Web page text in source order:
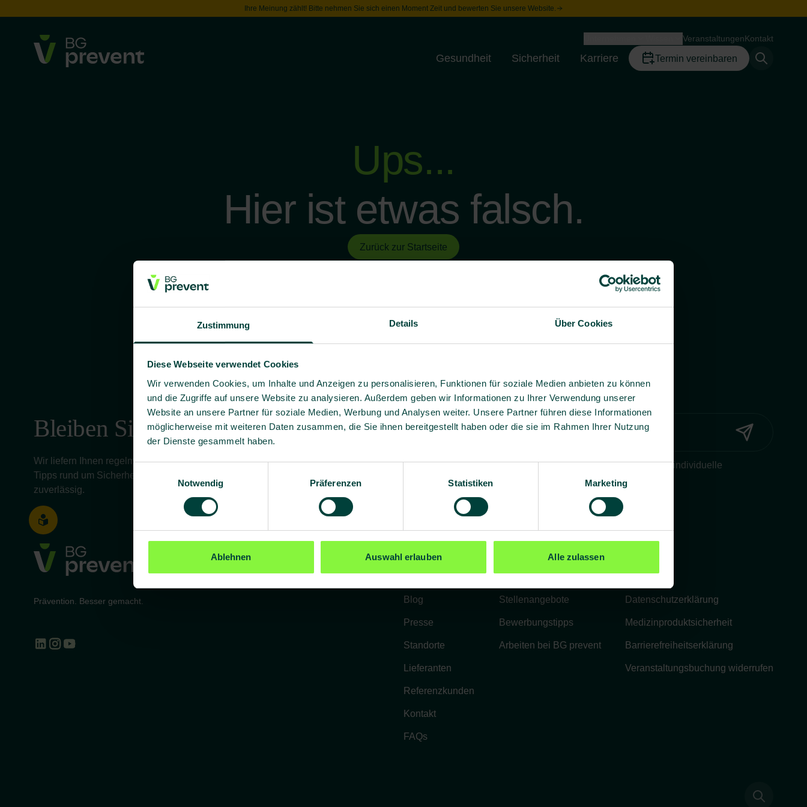
Zustimmung Details Über Cookies
Diese Webseite verwendet Cookies
Wir verwenden Cookies, um Inhalte und Anzeigen zu personalisieren, Funktionen für soziale Medien anbieten zu können
und die Zugriffe auf unsere Website zu analysieren. Außerdem geben wir Informationen zu Ihrer Verwendung unserer
Website an unsere Partner für soziale Medien, Werbung und Analysen weiter. Unsere Partner führen diese Informationen
möglicherweise mit weiteren Daten zusammen, die Sie ihnen bereitgestellt haben oder die sie im Rahmen Ihrer Nutzung
der Dienste gesammelt haben.
Notwendig
Präferenzen Statistiken Marketing
Ablehnen Auswahl erlauben Alle zulassen
Ihre Meinung zählt! Bitte nehmen Sie sich einen Moment Zeit und bewerten Sie unsere Website.
Toggle menu Toggle menu
VeranstaltungenKontakt
Gesundheit
Sicherheit
Karriere
Toggle menu
Termin vereinbaren
Ups...
Hier ist etwas falsch.
Zurück zur Startseite
Bleiben Sie informiert!
Wir liefern Ihnen regelmäßig aktuelle Informationen, Fachwissen und praxisnahe
Tipps rund um Sicherheit und Gesundheit bei der Arbeit – verständlich, relevant und
zuverlässig.
Ja, ich willige bis auf Widerruf ein, dass BG prevent mir individuelle
Angebote und Informationen per E-Mail zusenden darf.
Es gilt unsere
Prävention. Besser gemacht.
Über uns
Blog
Presse
Standorte
Lieferanten
Referenzkunden
Kontakt
FAQs
Benefits
Stellenangebote
Bewerbungstipps
Arbeiten bei BG prevent
Impressum
Datenschutzerklärung
Medizinproduktsicherheit
Barrierefreiheitserklärung
Veranstaltungsbuchung widerrufen